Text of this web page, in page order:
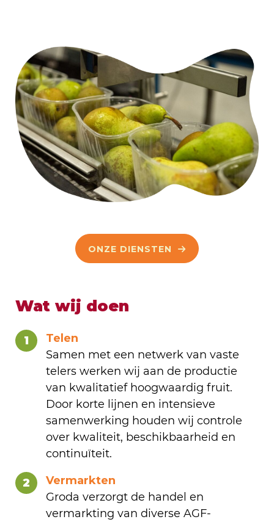
ONZE DIENSTEN
Wat wij doen
1
Telen
Samen met een netwerk van vaste
telers werken wij aan de productie
van kwalitatief hoogwaardig fruit.
Door korte lijnen en intensieve
samenwerking houden wij controle
over kwaliteit, beschikbaarheid en
continuïteit.
2
Vermarkten
Groda verzorgt de handel en
vermarkting van diverse AGF-